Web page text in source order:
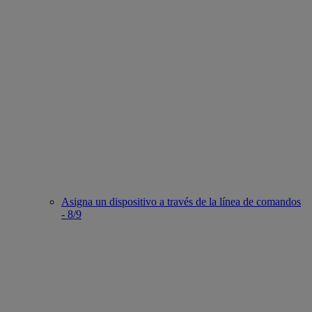
Asigna un dispositivo a través de la línea de comandos
- 8/9